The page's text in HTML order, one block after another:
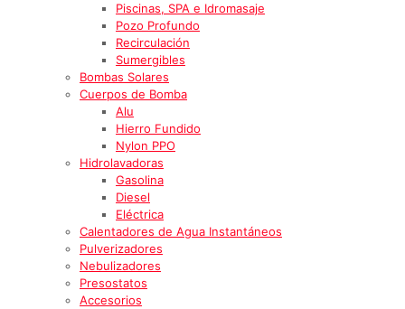
Piscinas, SPA e Idromasaje
Pozo Profundo
Recirculación
Sumergibles
Bombas Solares
Cuerpos de Bomba
Alu
Hierro Fundido
Nylon PPO
Hidrolavadoras
Gasolina
Diesel
Eléctrica
Calentadores de Agua Instantáneos
Pulverizadores
Nebulizadores
Presostatos
Accesorios